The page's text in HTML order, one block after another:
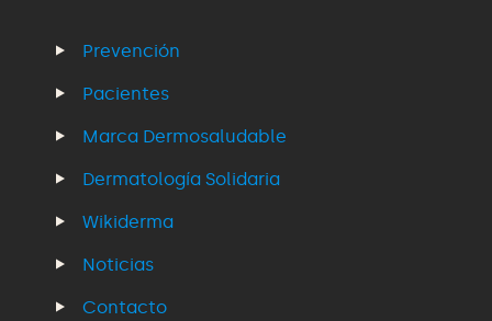
Prevención
Pacientes
Marca Dermosaludable
Dermatología Solidaria
Wikiderma
Noticias
Contacto